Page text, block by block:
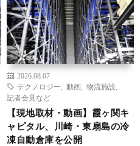
2026.08.07
テクノロジー
動画 物流施設
記者会見など
【現地取材・動画】霞ヶ関キ
ャピタル、川崎・東扇島の冷
凍自動倉庫を公開